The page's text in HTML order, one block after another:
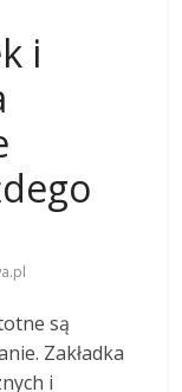
i
są
Zakładka
i